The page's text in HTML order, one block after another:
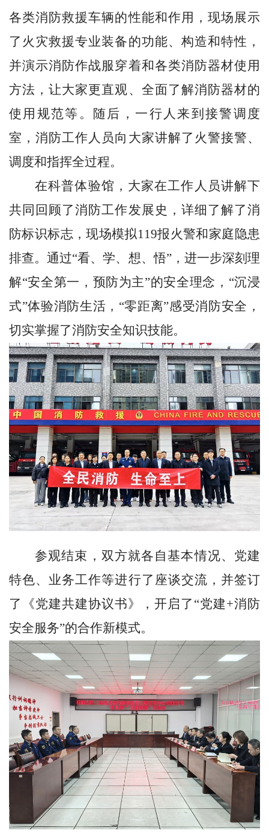
各类消防救援车辆的性能和作用，现场展示
了火灾救援专业装备的功能、构造和特性，
并演示消防作战服穿着和各类消防器材使用
方法，让大家更直观、全面了解消防器材的
使用规范等。随后，一行人来到接警调度
室，消防工作人员向大家讲解了火警接警、
调度和指挥全过程。
在科普体验馆，大家在工作人员讲解下
共同 回顾了消防工作发展 史 ，详细了解了消
防标识标志，现场模拟119报火警和家庭隐患
排查。通过“看、学、想、悟”，进一步深刻理
解“安全第一，预防为主”的安全理念，“沉浸
式”体验消防生活，“零距离”感受消防安全，
切实掌握了消防安全知识技能。
参观结束，双方就各自基本情况、党建
特色、业务工作等进行了座谈交流，并签订
了《党建共建协议书》，开启了 “党建+消防
安全服务”的合作新模式。